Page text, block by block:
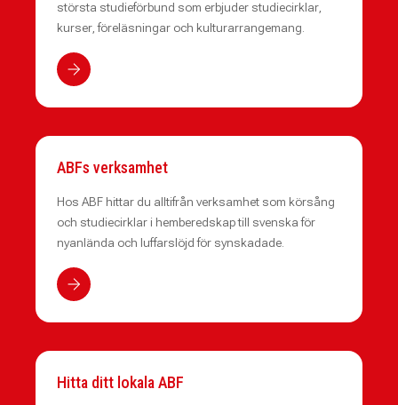
största studieförbund som erbjuder studiecirklar,
kurser, föreläsningar och kulturarrangemang.
ABFs verksamhet
Hos ABF hittar du alltifrån verksamhet som körsång
och studiecirklar i hemberedskap till svenska för
nyanlända och luffarslöjd för synskadade.
Hitta ditt lokala ABF